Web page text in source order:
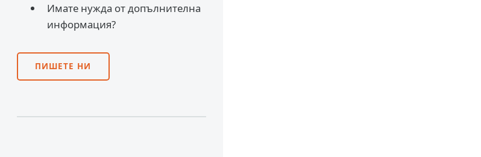
Имате нужда от допълнителна
информация?
ПИШЕТЕ НИ